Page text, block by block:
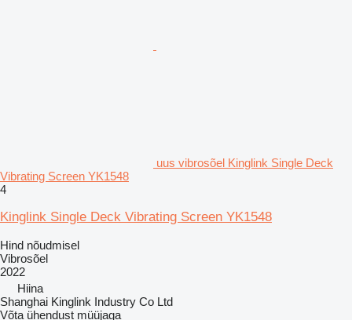
uus vibrosõel Kinglink Single Deck
Vibrating Screen YK1548
4
Kinglink Single Deck Vibrating Screen YK1548
Hind nõudmisel
Vibrosõel
2022
Hiina
Shanghai Kinglink Industry Co Ltd
Võta ühendust müüjaga